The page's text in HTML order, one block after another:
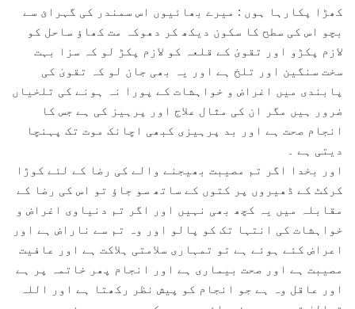
کھڑا پکارہا ہوں : میرے بھائیوں اس سمندر کی گہرائ سے
بچو اس کی سطح کا سکون دیکھ کر دھوکہ مت کھاؤ ساحل کو
لازم پکڑو اور تقویٰ کے قلعہ کو لازم پکڑ لو کہ سزا بہت
سخت سنگین اور تلخ ہے اور یہ بھی جان لو کہ تقویٰ کی
پابندی میں اغراض و خواہشات کے پورا نہ ہونے کی تلخیاں
ضرور ہیں مگر ان کی مثال علاج اور پرہیز کی ہے جس کا
انجام صحت ہے اور بد پرہیزی کبھی اچانک موت تک پہنچا
دیتی ہے ۔
اور بخدا اگر تم مصیبت بھیجنے والے کی رضا کے لئے کوڑا
کرکٹ کے ڈھیروں پر کتوں کے ساتھ سو جاؤ تو اس کی رضا کے
مقابلہ میں یہ کچھ بھی نہیں اور اگر تم دنیاوی اغراض و
خواہشات کی انتہا تک کو پالو اور وہ تم سے ناراض ہے اور
اعراض کئے ہوئے ہے تو تمہاری سلامتی ہلاکت ہے اور عافیت
مصیبت ہے اور صحت بیماری ہے اور انجام پھر خاتمہ پر ہے
اور عاقل وہ ہے جو انجام کو پیش نظر رکھتا ہے اور اللہ